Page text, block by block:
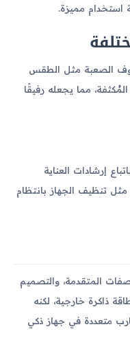
استخدام مميزة.
الصعبة مثل الطقس
المُكثفة، مما يجعله رفيقًا
إرشادات العناية
تنظيف الجهاز بانتظام
المتقدمة، والتصميم
ذاكرة خارجية، لكنه
متعددة في جهاز ذكي